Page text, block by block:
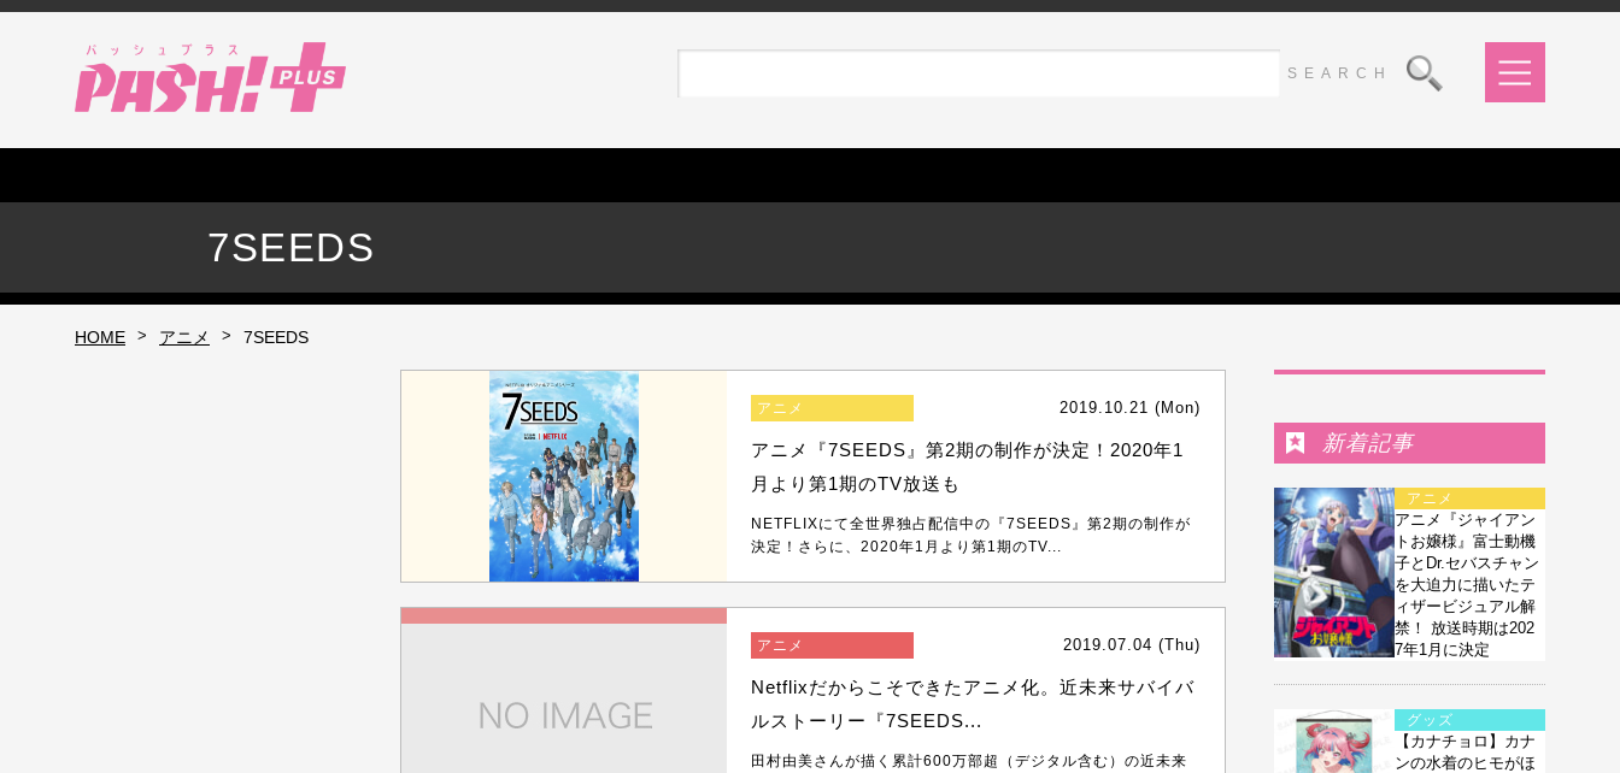
7SEEDS
HOME > アニメ > 7SEEDS
アニメ 2019.10.21 (Mon)
アニメ『7SEEDS』第2期の制作が決定！2020年1
月より第1期のTV放送も
NETFLIXにて全世界独占配信中の『7SEEDS』第2期の制作が
決定！さらに、2020年1月より第1期のTV...
アニメ 2019.07.04 (Thu)
Netflixだからこそできたアニメ化。近未来サバイバ
ルストーリー『7SEEDS...
田村由美さんが描く累計600万部超（デジタル含む）の近未来
新着記事
アニメ
アニメ『ジャイアン
トお嬢様』富士動機
子とDr.セバスチャン
を大迫力に描いたテ
ィザービジュアル解
禁！ 放送時期は202
7年1月に決定
グッズ
【カナチョロ】カナ
ンの水着のヒモがほ